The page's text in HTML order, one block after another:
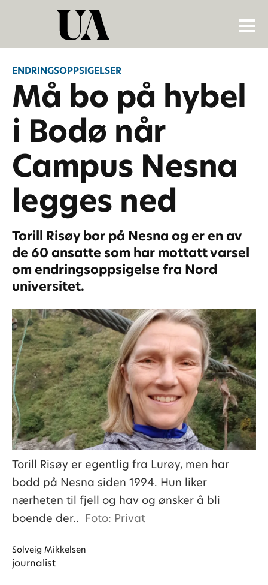
ENDRINGSOPPSIGELSER
Må bo på hybel
i Bodø når
Campus Nesna
legges ned
Torill Risøy bor på Nesna og er en av
de 60 ansatte som har mottatt varsel
om endringsoppsigelse fra Nord
universitet.
Torill Risøy er egentlig fra Lurøy, men har
bodd på Nesna siden 1994. Hun liker
nærheten til fjell og hav og ønsker å bli
boende der.. Foto: Privat
Solveig Mikkelsen
journalist